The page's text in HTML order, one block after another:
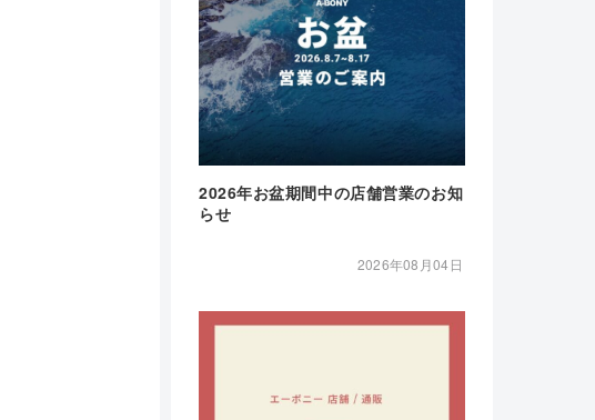
2026年お盆期間中の店舗営業のお知
らせ
2026年08月04日